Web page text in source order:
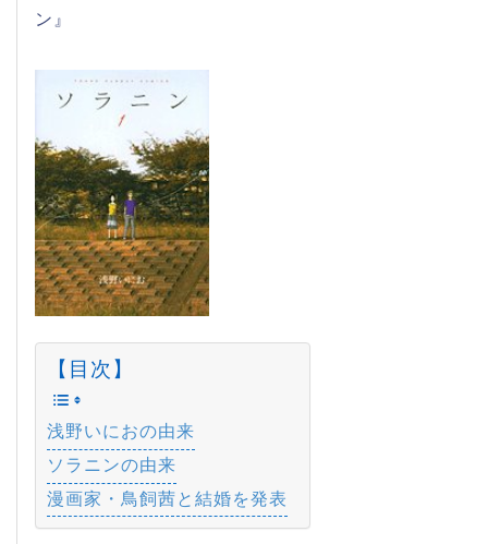
ン』
【目次】
浅野いにおの由来
ソラニンの由来
漫画家・鳥飼茜と結婚を発表